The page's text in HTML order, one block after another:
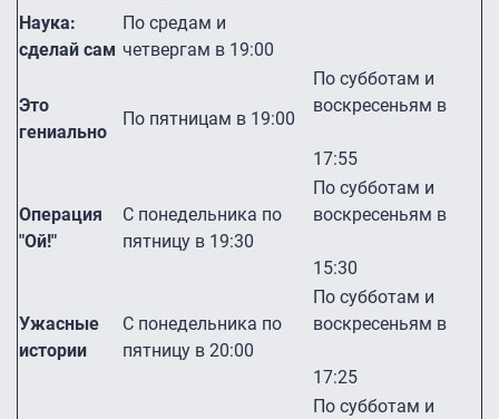
Наука:
сделай сам
По средам и
четвергам в 19:00
Это
гениально
По пятницам в 19:00
По субботам и
воскресеньям в
17:55
Операция
"Ой!"
С понедельника по
пятницу в 19:30
По субботам и
воскресеньям в
15:30
Ужасные
истории
С понедельника по
пятницу в 20:00
По субботам и
воскресеньям в
17:25
По субботам и